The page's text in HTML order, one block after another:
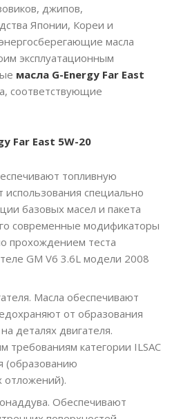
джипов,
Японии, Кореи и
масла
эксплуатационным
масла G-Energy Far East
соответствующие
Far East 5W-20
топливную
использования специально
базовых масел и пакета
современные модификаторы
прохождением теста
GM V6 3.6L модели 2008
Масла обеспечивают
от образования
деталях двигателя.
категории ILSAC
(образованию
отложений).
Обеспечивают